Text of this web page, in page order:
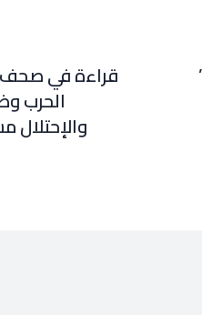
قراءة في صحف
الحرب
والإحتلال